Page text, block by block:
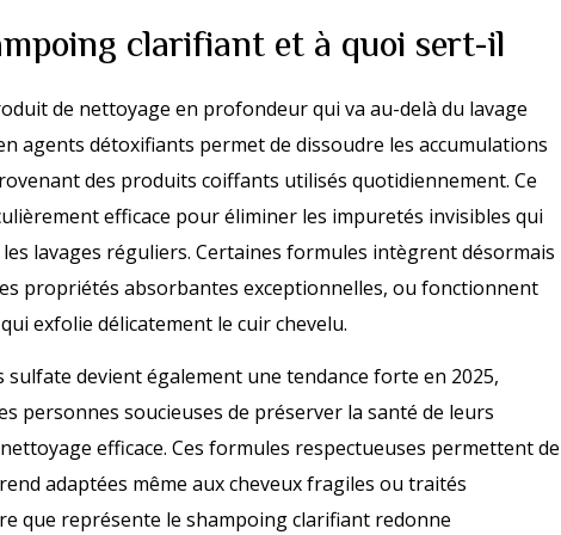
clarifiant et à quoi sert-il
de nettoyage en profondeur qui va au-delà du lavage
agents détoxifiants permet de dissoudre les accumulations
des produits coiffants utilisés quotidiennement. Ce
efficace pour éliminer les impuretés invisibles qui
les lavages réguliers. Certaines formules intègrent désormais
propriétés absorbantes exceptionnelles, ou fonctionnent
exfolie délicatement le cuir chevelu.
sulfate devient également une tendance forte en 2025,
personnes soucieuses de préserver la santé de leurs
efficace. Ces formules respectueuses permettent de
adaptées même aux cheveux fragiles ou traités
que représente le shampoing clarifiant redonne